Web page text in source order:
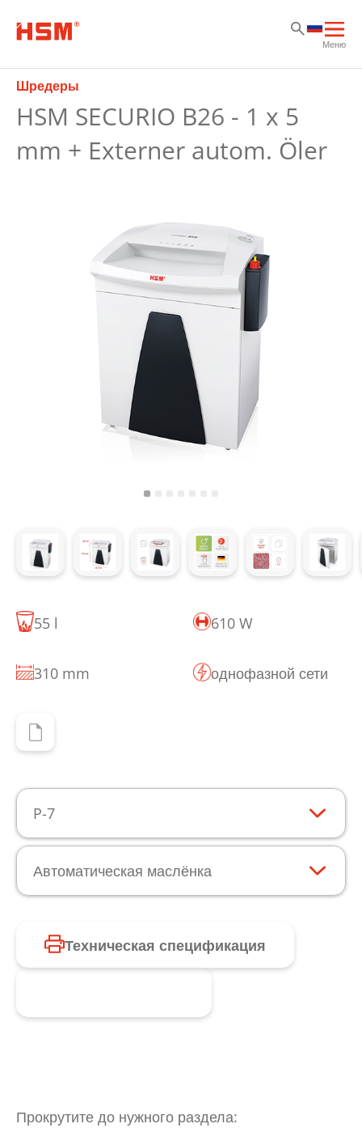
Меню
Шредеры
HSM SECURIO B26 - 1 x 5
mm + Externer autom. Öler
55 l 610 W
310 mm однофазной сети
P-7
Автоматическая маслёнка
Техническая спецификация
Прокрутите до нужного раздела: